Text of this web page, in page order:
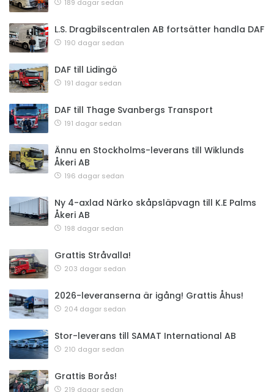
189 dagar sedan
L.S. Dragbilscentralen AB fortsätter handla DAF
190 dagar sedan
DAF till Lidingö
191 dagar sedan
DAF till Thage Svanbergs Transport
191 dagar sedan
Ännu en Stockholms-leverans till Wiklunds
Åkeri AB
196 dagar sedan
Ny 4-axlad Närko skåpsläpvagn till K.E Palms
Åkeri AB
198 dagar sedan
Grattis Stråvalla!
203 dagar sedan
2026-leveranserna är igång! Grattis Åhus!
204 dagar sedan
Stor-leverans till SAMAT International AB
210 dagar sedan
Grattis Borås!
219 dagar sedan